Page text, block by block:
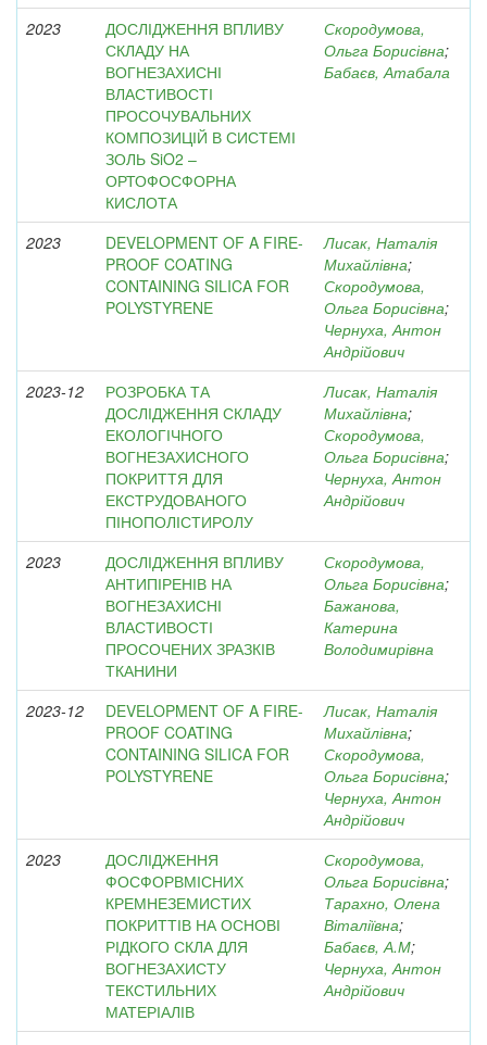
2023
ДОСЛІДЖЕННЯ ВПЛИВУ
СКЛАДУ НА
ВОГНЕЗАХИСНІ
ВЛАСТИВОСТІ
ПРОСОЧУВАЛЬНИХ
КОМПОЗИЦІЙ В СИСТЕМІ
ЗОЛЬ SiO2 –
ОРТОФОСФОРНА
КИСЛОТА
Скородумова,
Ольга Борисівна;
Бабаєв, Атабала
2023
DEVELOPMENT OF A FIRE-
PROOF COATING
CONTAINING SILICA FOR
POLYSTYRENE
Лисак, Наталія
Михайлівна;
Скородумова,
Ольга Борисівна;
Чернуха, Антон
Андрійович
2023-12
РОЗРОБКА ТА
ДОСЛІДЖЕННЯ СКЛАДУ
ЕКОЛОГІЧНОГО
ВОГНЕЗАХИСНОГО
ПОКРИТТЯ ДЛЯ
ЕКСТРУДОВАНОГО
ПІНОПОЛІСТИРОЛУ
Лисак, Наталія
Михайлівна;
Скородумова,
Ольга Борисівна;
Чернуха, Антон
Андрійович
2023
ДОСЛІДЖЕННЯ ВПЛИВУ
АНТИПІРЕНІВ НА
ВОГНЕЗАХИСНІ
ВЛАСТИВОСТІ
ПРОСОЧЕНИХ ЗРАЗКІВ
ТКАНИНИ
Скородумова,
Ольга Борисівна;
Бажанова,
Катерина
Володимирівна
2023-12
DEVELOPMENT OF A FIRE-
PROOF COATING
CONTAINING SILICA FOR
POLYSTYRENE
Лисак, Наталія
Михайлівна;
Скородумова,
Ольга Борисівна;
Чернуха, Антон
Андрійович
2023
ДОСЛІДЖЕННЯ
ФОСФОРВМІСНИХ
КРЕМНЕЗЕМИСТИХ
ПОКРИТТІВ НА ОСНОВІ
РІДКОГО СКЛА ДЛЯ
ВОГНЕЗАХИСТУ
ТЕКСТИЛЬНИХ
МАТЕРІАЛІВ
Скородумова,
Ольга Борисівна;
Тарахно, Олена
Віталіївна;
Бабаєв, А.М;
Чернуха, Антон
Андрійович